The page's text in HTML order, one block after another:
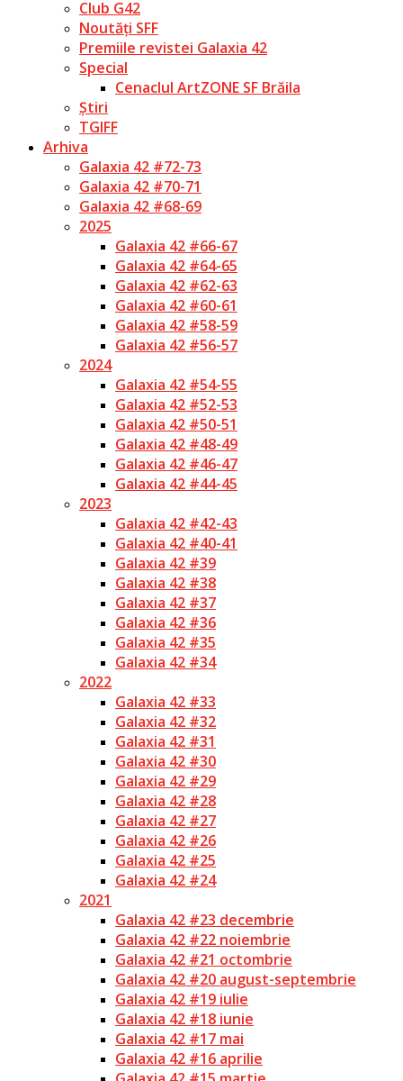
Club G42
Noutăți SFF
Premiile revistei Galaxia 42
Special
Cenaclul ArtZONE SF Brăila
Știri
TGIFF
Arhiva
Galaxia 42 #72-73
Galaxia 42 #70-71
Galaxia 42 #68-69
2025
Galaxia 42 #66-67
Galaxia 42 #64-65
Galaxia 42 #62-63
Galaxia 42 #60-61
Galaxia 42 #58-59
Galaxia 42 #56-57
2024
Galaxia 42 #54-55
Galaxia 42 #52-53
Galaxia 42 #50-51
Galaxia 42 #48-49
Galaxia 42 #46-47
Galaxia 42 #44-45
2023
Galaxia 42 #42-43
Galaxia 42 #40-41
Galaxia 42 #39
Galaxia 42 #38
Galaxia 42 #37
Galaxia 42 #36
Galaxia 42 #35
Galaxia 42 #34
2022
Galaxia 42 #33
Galaxia 42 #32
Galaxia 42 #31
Galaxia 42 #30
Galaxia 42 #29
Galaxia 42 #28
Galaxia 42 #27
Galaxia 42 #26
Galaxia 42 #25
Galaxia 42 #24
2021
Galaxia 42 #23 decembrie
Galaxia 42 #22 noiembrie
Galaxia 42 #21 octombrie
Galaxia 42 #20 august-septembrie
Galaxia 42 #19 iulie
Galaxia 42 #18 iunie
Galaxia 42 #17 mai
Galaxia 42 #16 aprilie